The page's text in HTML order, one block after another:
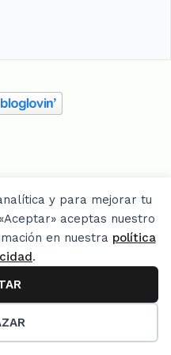
y para mejorar tu
aceptas nuestro
en nuestra política
.